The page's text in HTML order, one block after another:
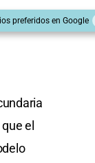
preferidos en Google
el